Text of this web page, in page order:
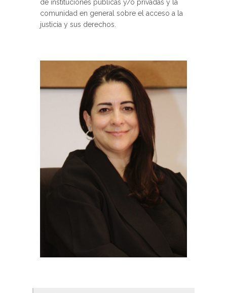
de instituciones públicas y/o privadas y la
comunidad en general sobre el acceso a la
justicia y sus derechos.